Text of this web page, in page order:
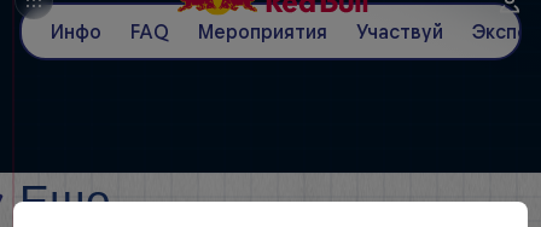
Инфо FAQ Мероприятия Участвуй
Еще